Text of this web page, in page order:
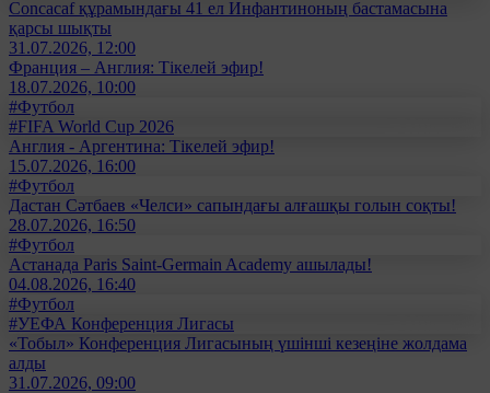
Concacaf құрамындағы 41 ел Инфантиноның бастамасына
қарсы шықты
31.07.2026, 12:00
Франция – Англия: Тікелей эфир!
18.07.2026, 10:00
#Футбол
#FIFA World Cup 2026
Англия - Аргентина: Тікелей эфир!
15.07.2026, 16:00
#Футбол
Дастан Сәтбаев «Челси» сапындағы алғашқы голын соқты!
28.07.2026, 16:50
#Футбол
Астанада Paris Saint-Germain Academy ашылады!
04.08.2026, 16:40
#Футбол
#УЕФА Конференция Лигасы
«Тобыл» Конференция Лигасының үшінші кезеңіне жолдама
алды
31.07.2026, 09:00